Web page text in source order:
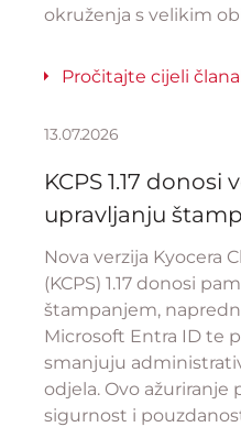
okruženja s velikim
Pročitajte cijeli
13.07.2026
KCPS 1.17
upravljanju
Nova verzija Kyocera
(KCPS) 1.17 donosi
štampanjem,
Microsoft Entra ID te
smanjuju
odjela. Ovo ažuriranje
sigurnost i